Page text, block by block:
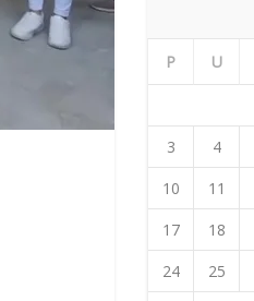
P U
3
4
10
11
17
18
24
25